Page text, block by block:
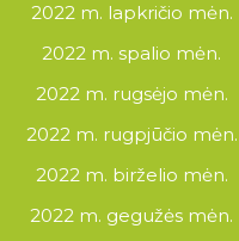
2022 m. lapkričio mėn.
2022 m. spalio mėn.
2022 m. rugsėjo mėn.
2022 m. rugpjūčio mėn.
2022 m. birželio mėn.
2022 m. gegužės mėn.